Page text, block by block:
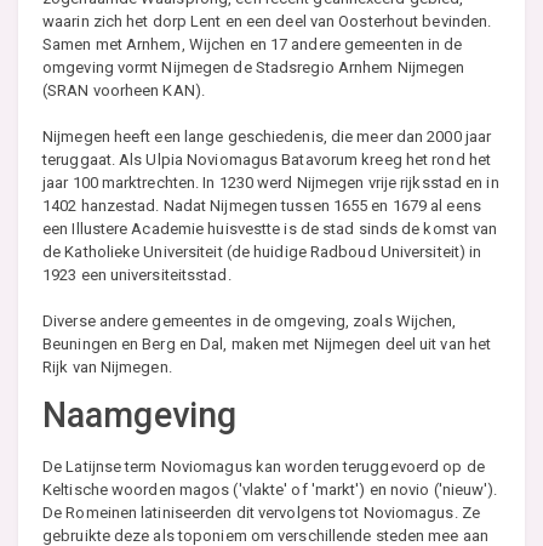
waarin zich het dorp Lent en een deel van Oosterhout bevinden.
Samen met Arnhem, Wijchen en 17 andere gemeenten in de
omgeving vormt Nijmegen de Stadsregio Arnhem Nijmegen
(SRAN voorheen KAN).
Nijmegen heeft een lange geschiedenis, die meer dan 2000 jaar
teruggaat. Als Ulpia Noviomagus Batavorum kreeg het rond het
jaar 100 marktrechten. In 1230 werd Nijmegen vrije rijksstad en in
1402 hanzestad. Nadat Nijmegen tussen 1655 en 1679 al eens
een Illustere Academie huisvestte is de stad sinds de komst van
de Katholieke Universiteit (de huidige Radboud Universiteit) in
1923 een universiteitsstad.
Diverse andere gemeentes in de omgeving, zoals Wijchen,
Beuningen en Berg en Dal, maken met Nijmegen deel uit van het
Rijk van Nijmegen.
Naamgeving
De Latijnse term Noviomagus kan worden teruggevoerd op de
Keltische woorden magos ('vlakte' of 'markt') en novio ('nieuw').
De Romeinen latiniseerden dit vervolgens tot Noviomagus. Ze
gebruikte deze als toponiem om verschillende steden mee aan